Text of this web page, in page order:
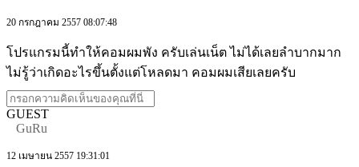
20 กรกฎาคม 2557 08:07:48
โปรแกรมนี้ทำให้คอมผมพัง ครับเล่นเน็ต ไม่ได้เลยลำบากมาก
ไม่รู้ว่าเกิดอะไรขึ้นตั้งแต่โหลดมา คอมผมเสียเลยครับ
GUEST
GuRu
12 เมษายน 2557 19:31:01